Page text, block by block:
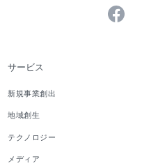
サービス
新規事業創出
地域創生
テクノロジー
メディア